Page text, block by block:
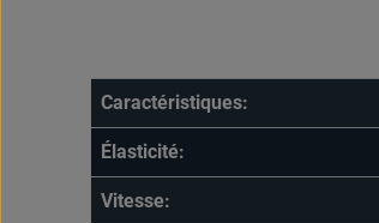
Caractéristiques:
Élasticité:
Vitesse: